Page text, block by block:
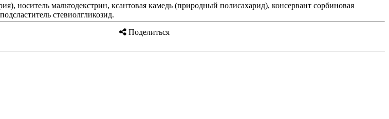
носитель мальтодекстрин, ксантовая камедь (природный полисахарид), консервант сорбиновая
стевиолгликозид.
Поделиться